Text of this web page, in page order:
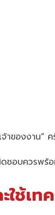
าของงาน” ค
ดชอบควร
ใช้